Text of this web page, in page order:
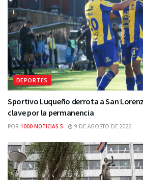
DEPORTES
Sportivo Luqueño derrota a San
clave por la permanencia
POR 1000 NOTICIAS 5 9 DE AGOSTO DE 2026